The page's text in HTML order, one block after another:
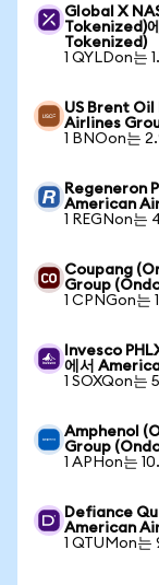
Global X
Tokenized)
Tokenized)
1 QYLDon는
US Brent
Airlines
1 BNOon는
Regeneron
American
1 REGNon는
Coupang
Group
1 CPNGon는
Invesco
에서
1 SOXQon는
Amphenol
Group
1 APHon는
Defiance
American
1 QTUMon는